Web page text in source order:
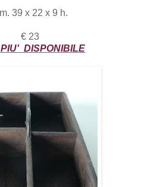
39 x 22 x 9 h.
€ 23
DISPONIBILE